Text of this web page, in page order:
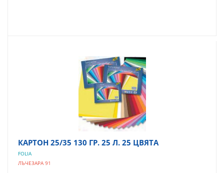
КАРТОН 25/35 130 ГР. 25 Л. 25 ЦВЯТА
FOLIA
ЛЪЧЕЗАРА 91